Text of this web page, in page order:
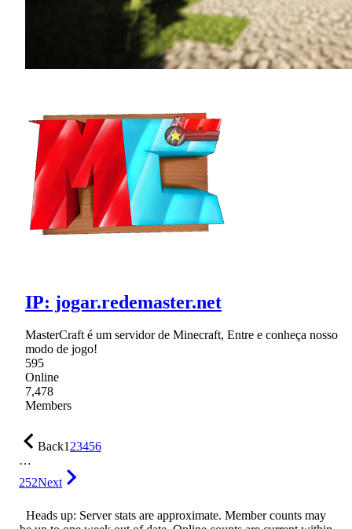
IP: jogar.redemaster.net
MasterCraft é um servidor de Minecraft, Entre e conheça nosso
modo de jogo!
595
Online
7,478
Members
Back123456
…
252Next
Heads up: Server stats are approximate. Member counts may